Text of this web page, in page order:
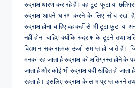
रुद्राक्ष धारण कर रहे हैं। वह टूटा फूटा या
रुद्राक्ष आपने धारण करने के लिए सोच रखा
रुद्राक्ष होना चाहिए वह कहीं से भी टूटा फूटा या
नहीं होना चाहिए क्योंकि रुद्राक्ष के टूटने तथा
विद्यमान सकारात्मक ऊर्जा समाप्त हो जाते हैं।
मनका रह जाता है रुद्राक्ष को क्षतिग्रस्त होने के
जाता है और कोई भी रुद्राक्ष यदी खंडित हो जाता
रहता है। इसलिए रुद्राक्ष के लाभ प्राप्त करने